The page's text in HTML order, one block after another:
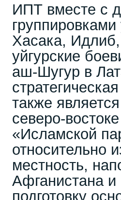
ИПТ вместе с
Хасака,
уйгурские
аш-Шугур в
также
северо-
«Исламской
относительно
местность,
Афганистана и
подготовку